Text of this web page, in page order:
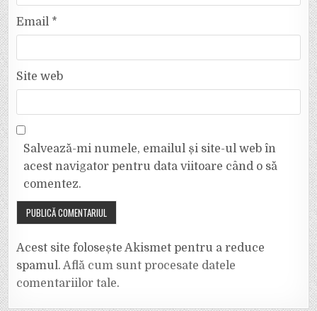
Email *
Site web
Salvează-mi numele, emailul și site-ul web în
acest navigator pentru data viitoare când o să
comentez.
Acest site folosește Akismet pentru a reduce
spamul.Află cum sunt procesate datele
comentariilor tale.